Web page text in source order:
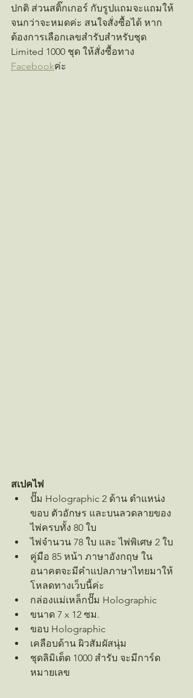
ปกติ ส่วนสติ๊กเกอร์ กับรูปแถมจะแถมให้
จนกว่าจะหมดค่ะ สนใจสั่งซื้อได้ หาก
ต้องการเลือกเลขสำรับสำหรับชุด
Limited 1000 ชุด ให้สั่งซื้อทาง
Facebookค่ะ
สเปคไพ่
ปั๊ม Holographic 2 ด้าน ตำแหน่ง
ขอบ ตัวอักษร และบนลวดลายของ
ไพ่ครบทั้ง 80 ใบ
ไพ่จำนวน 78 ใบ และ ไพ่พิเศษ 2 ใบ
คู่มือ 85 หน้า ภาษาอังกฤษ ใน
อนาคตจะมีคำแปลภาษาไทยมาให้
โหลดทางเว็บนี้ค่ะ
กล่องแม่เหล็กปั๊ม Holographic
ขนาด 7 x 12 ซม.
ขอบ Holographic
เคลือบด้าน ผิวสัมผัสนุ่ม
ชุดลิมิเต็ด 1000 สำรับ จะมีการ์ด
หมายเลข